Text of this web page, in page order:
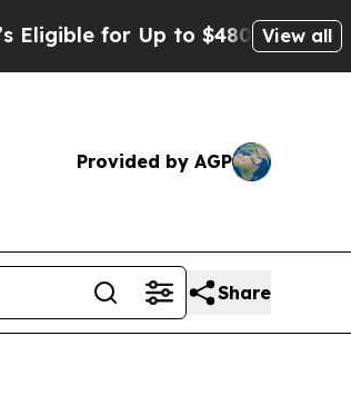
Up to $480,000 After BeingView all
Provided by AGP
Share